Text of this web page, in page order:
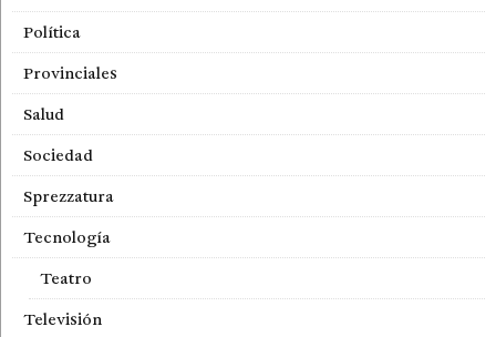
Política
Provinciales
Salud
Sociedad
Sprezzatura
Tecnología
Teatro
Televisión